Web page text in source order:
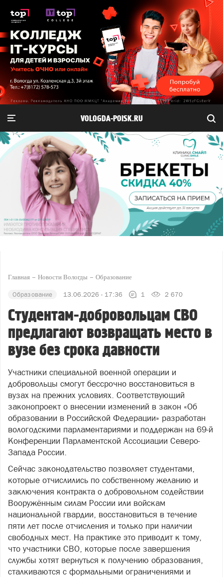
VOLOGDA-POISK.RU
Главная Новости Вологды Образование
Образование 13.06.2026 - 17:36 1 2 670
Студентам-добровольцам СВО
предлагают возвращать место в
вузе без срока давности
Участники специальной военной операции и
добровольцы смогут бессрочно восстановиться в
вузах на прежних условиях. Соответствующий
законопроект о внесении изменений в закон «Об
образовании в Российской Федерации» разработан
вологодскими парламентариями и поддержан на 69-й
Конференции Парламентской Ассоциации Северо-
Запада России.
Сейчас законодательство позволяет студентами,
которые отчислились по собственному желанию и
заключения контракта о добровольном содействии
Вооружённым силам России или войскам
национальной гвардии, восстановиться в течение
пяти лет после отчисления и только при наличии
свободных мест. На практике это приводит к тому,
что участники СВО, которые после завершения
службы хотят вернуться к получению образования,
сталкиваются с формальными ограничениями и